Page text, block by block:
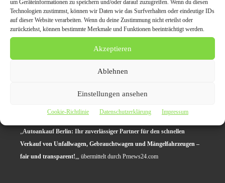
um Geräteinformationen zu speichern und/oder darauf zuzugreifen. Wenn du diesen
Technologien zustimmst, können wir Daten wie das Surfverhalten oder eindeutige IDs
auf dieser Website verarbeiten. Wenn du deine Zustimmung nicht erteilst oder
zurückziehst, können bestimmte Merkmale und Funktionen beeinträchtigt werden.
Akzeptieren
Ablehnen
Einstellungen ansehen
Cookie-Richtlinie Datenschutzerklärung Impressum
Autoankauf Berlin für Fahrzeuge ohne TÜV oder
Getriebeschaden
Autoentsorgung und Unfallwagenverkauf in Berlin
mit Bestpreis
und Nutzfahrzeuge
Autoankauf Berlin: Ihr zuverlässiger Partner für den schnellen
Verkauf von Unfallwagen, Gebrauchtwagen und Mängelfahrzeugen –
fair und transparent! „, übermittelt durch Prnews24.com